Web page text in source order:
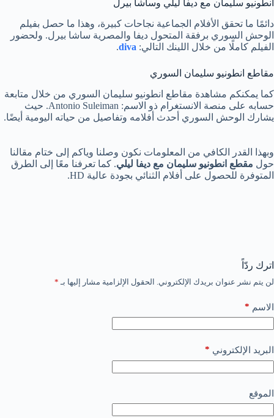
انطونيو سليمان مع ديفا ليلي وساشا بيرل
دائمًا ما تحقق الأفلام الجماعية نجاحات كبيرة، وهذا ما حصل بفيلم
الوحش السوري برفقة المتحول ديفا والمصرية ساشا بيرل. ولحضور
الفيلم كاملًا من خلال اللينك التالي: diva
.
مقاطع انطونيو سليمان السوري
كما يمكنكم مشاهدة مقاطع انطونيو سليمان السوري من خلال متابعة
حسابه على منصة الانستغرام ذو الاسم: Antonio Suleiman. حيث
يشارك الوحش السوري أحدث أفلامه وتفاصيل من حياته اليومية أيضًا.
وبهذا القدر الكافي من المعلومات نكون وصلنا وياكم إلى ختام مقالنا
حول مقطع انطونيو سليمان مع ديفا ليلي. كما تعرفنا معًا إلى الطرق
المتوفرة للحصول على أفلام الثنائي بجودة عالية HD.
اترك ردّاً
لن يتم نشر عنوان بريدك الإلكتروني. الحقول الإلزامية مشار إليها بـ *
الاسم *
البريد الإلكتروني *
الموقع